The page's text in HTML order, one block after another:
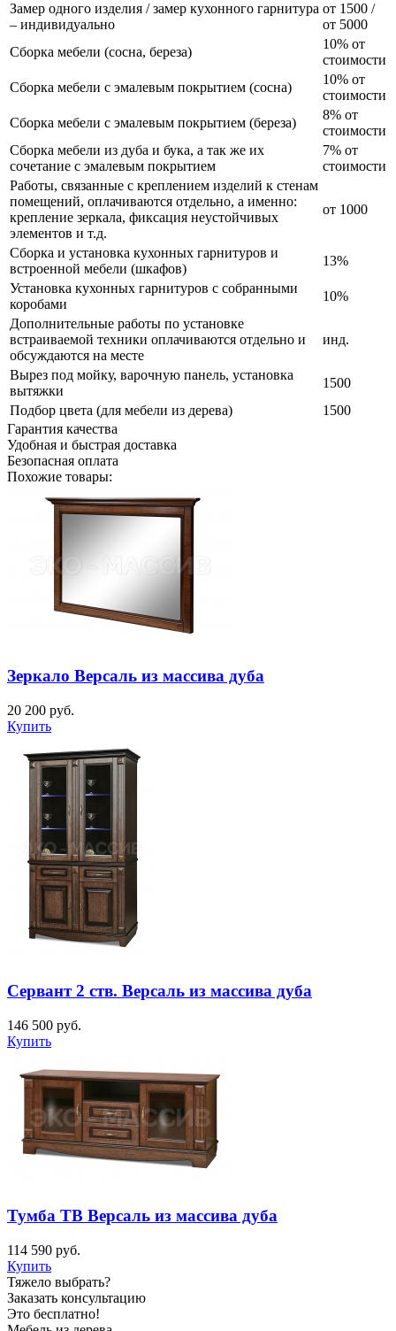
Замер одного изделия / замер кухонного гарнитура
– индивидуально
от 1500 /
от 5000
Сборка мебели (сосна, береза)
10% от
стоимости
Сборка мебели с эмалевым покрытием (сосна)
10% от
стоимости
Сборка мебели с эмалевым покрытием (береза)
8% от
стоимости
Сборка мебели из дуба и бука, а так же их
сочетание с эмалевым покрытием
7% от
стоимости
Работы, связанные с креплением изделий к стенам
помещений, оплачиваются отдельно, а именно:
крепление зеркала, фиксация неустойчивых
элементов и т.д.
от 1000
Сборка и установка кухонных гарнитуров и
встроенной мебели (шкафов)
13%
Установка кухонных гарнитуров с собранными
коробами
10%
Дополнительные работы по установке
встраиваемой техники оплачиваются отдельно и
обсуждаются на месте
инд.
Вырез под мойку, варочную панель, установка
вытяжки
1500
Подбор цвета (для мебели из дерева)
1500
Гарантия качества
Удобная и быстрая доставка
Безопасная оплата
Похожие товары:
Зеркало Версаль из массива дуба
20 200 руб.
Купить
Сервант 2 ств. Версаль из массива дуба
146 500 руб.
Купить
Тумба ТВ Версаль из массива дуба
114 590 руб.
Купить
Тяжело выбрать?
Заказать консультацию
Это бесплатно!